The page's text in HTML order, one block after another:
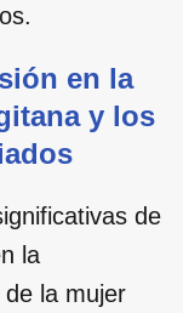
en la
y los
de
la
la mujer